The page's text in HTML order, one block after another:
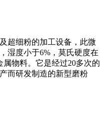
超细粉的加工设备，此微
湿度小于6%，莫氏硬度在
物料。它是经过20多次的
而研发制造的新型磨粉